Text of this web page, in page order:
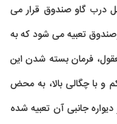
درب گاو صندوق قرار می
تعبیه می شود که به
فرمان بسته شدن این
و با چگالی بالا، به محض
جانبی آن تعبیه شده